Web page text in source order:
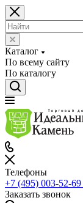
Каталог
По всему сайту
По каталогу
Телефоны
+7 (495) 003-52-69
Заказать звонок